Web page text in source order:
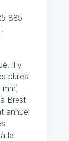
885
Il y
pluies
Brest
annuel
la